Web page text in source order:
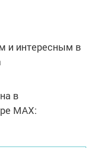
и интересным в
в
MАХ: